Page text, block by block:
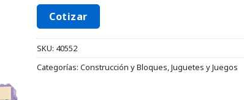
Cotizar
SKU: 40552
Categorías: Construcción y Bloques,Juguetes y Juegos